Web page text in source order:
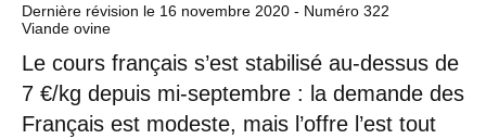
Dernière révision le 16 novembre 2020 - Numéro 322
Viande ovine
Le cours français s’est stabilisé au-dessus de
7 €/kg depuis mi-septembre : la demande des
Français est modeste, mais l’offre l’est tout